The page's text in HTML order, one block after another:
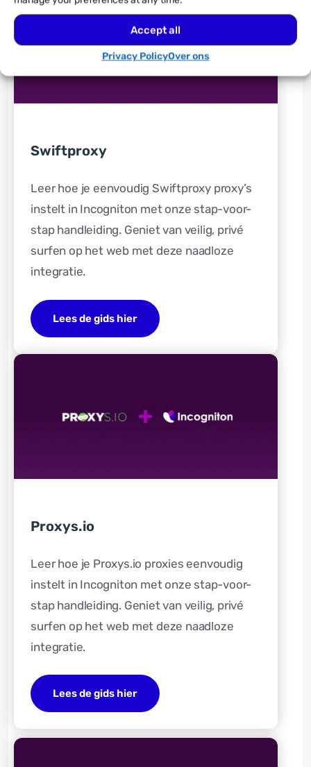
Accept all
Privacy PolicyOver ons
Swiftproxy
Leer hoe je eenvoudig Swiftproxy proxy’s
instelt in Incogniton met onze stap-voor-
stap handleiding. Geniet van veilig, privé
surfen op het web met deze naadloze
integratie.
Lees de gids hier
Proxys.io
Leer hoe je Proxys.io proxies eenvoudig
instelt in Incogniton met onze stap-voor-
stap handleiding. Geniet van veilig, privé
surfen op het web met deze naadloze
integratie.
Lees de gids hier